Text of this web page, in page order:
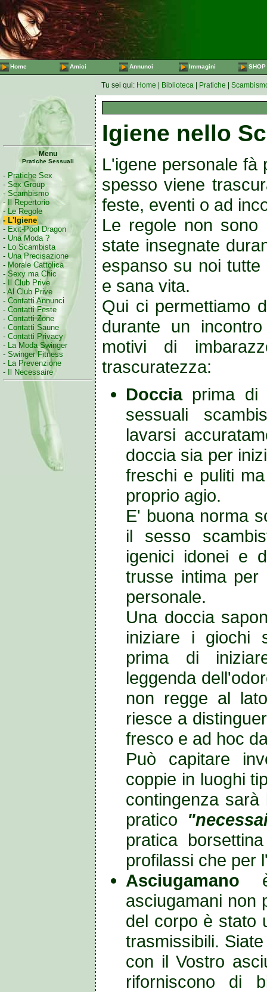
Home Amici Annunci Immagini SHOP
Tu sei qui: Home Biblioteca Pratiche
Menu
Pratiche Sessuali
- Pratiche Sex
- Sex Group
- Scambismo
- Il Repertorio
- Le Regole
- L'Igiene
- Exit-Pool Dragon
- Una Moda ?
- Lo Scambista
- Una Precisazione
- Morale Cattolica
- Sexy ma Chic
-
Il Club Prive
- Al Club Prive
- Contatti Annunci
- Contatti Feste
- Contatti Zone
- Contatti Saune
- Contatti Privacy
- La Moda Swinger
- Swinger Fitness
- La Prevenzione
-
Il Necessaire
Igiene nello
L'igene personale fà
spesso viene
feste, eventi o ad
Le regole non
state insegnate
espanso su noi
e sana vita.
Qui ci permettiamo
durante un
motivi di
trascuratezza:
Doccia prima di
sessuali
lavarsi
doccia sia per
freschi e puliti
proprio agio.
E' buona norma
il sesso
igenici idonei e
trusse intima per
personale.
Una doccia
iniziare i giochi
prima di
leggenda
non regge al
riesce a
fresco e ad hoc
Può capitare
coppie in luoghi
contingenza
pratico
pratica
profilassi che per
Asciugamano
asciugamani non
del corpo è stato
trasmissibili.
con il Vostro
riforniscono di